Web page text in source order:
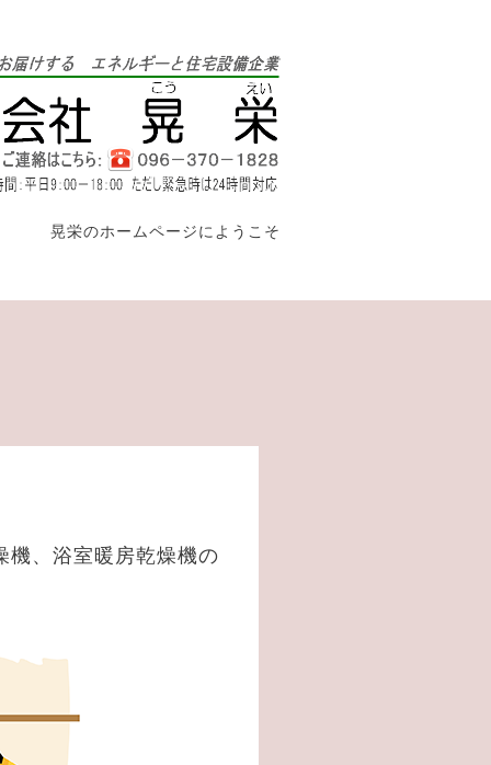
晃栄のホームページにようこそ
、浴室暖房乾燥機の